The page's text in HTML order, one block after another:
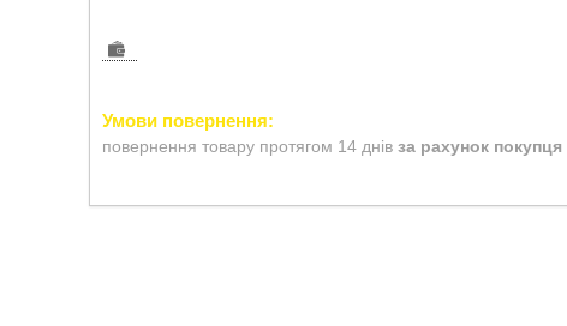
повернення товару протягом 14 днів за рахунок покупця